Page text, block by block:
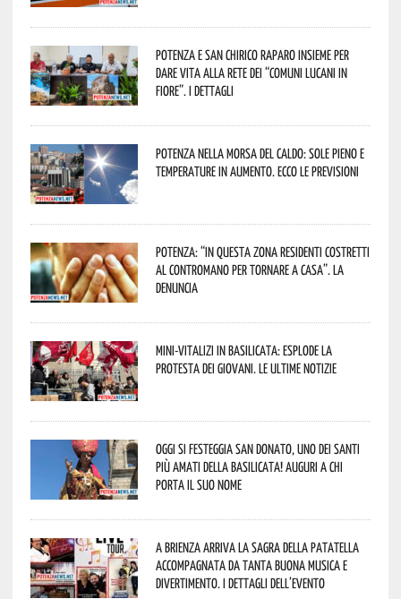
Potenza e San Chirico Raparo insieme per
dare vita alla rete dei “Comuni Lucani in
Fiore”. I dettagli
Potenza nella morsa del caldo: sole pieno e
temperature in aumento. Ecco le previsioni
Potenza: “In questa zona residenti costretti
al contromano per tornare a casa”. La
denuncia
Mini-vitalizi in Basilicata: esplode la
protesta dei giovani. Le ultime notizie
Oggi si festeggia San Donato, uno dei Santi
più amati della Basilicata! Auguri a chi
porta il suo nome
A Brienza arriva la Sagra della Patatella
accompagnata da tanta buona musica e
divertimento. I dettagli dell’evento